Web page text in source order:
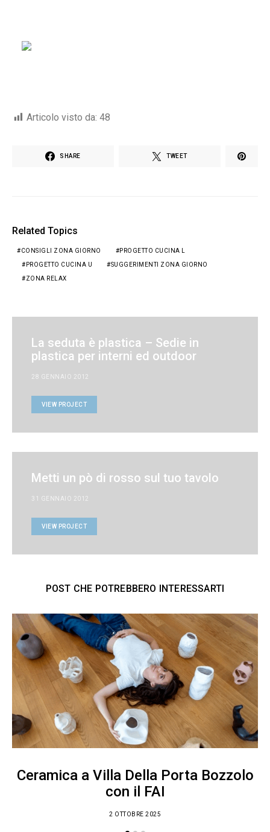
Articolo visto da: 48
SHARE TWEET
Related Topics
CONSIGLI ZONA GIORNO PROGETTO CUCINA L
PROGETTO CUCINA U SUGGERIMENTI ZONA GIORNO
ZONA RELAX
La seduta è plastica – Sedie in
plastica per interni ed outdoor
28 GENNAIO 2012
VIEW PROJECT
Metti un pò di rosso sul tuo tavolo
31 GENNAIO 2012
VIEW PROJECT
POST CHE POTREBBERO INTERESSARTI
Ceramica a Villa Della Porta Bozzolo
con il FAI
2 OTTOBRE 2025